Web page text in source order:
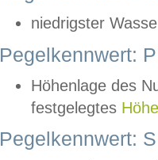
niedrigster
Pegelkennwert:
Höhenlage des
festgelegtes
Pegelkennwert: